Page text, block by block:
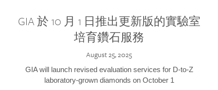
GIA 於 10 月 1 日推出更新版的實驗室
培育鑽石服務
August 25, 2025
GIA will launch revised evaluation services for D-to-Z
laboratory-grown diamonds on October 1